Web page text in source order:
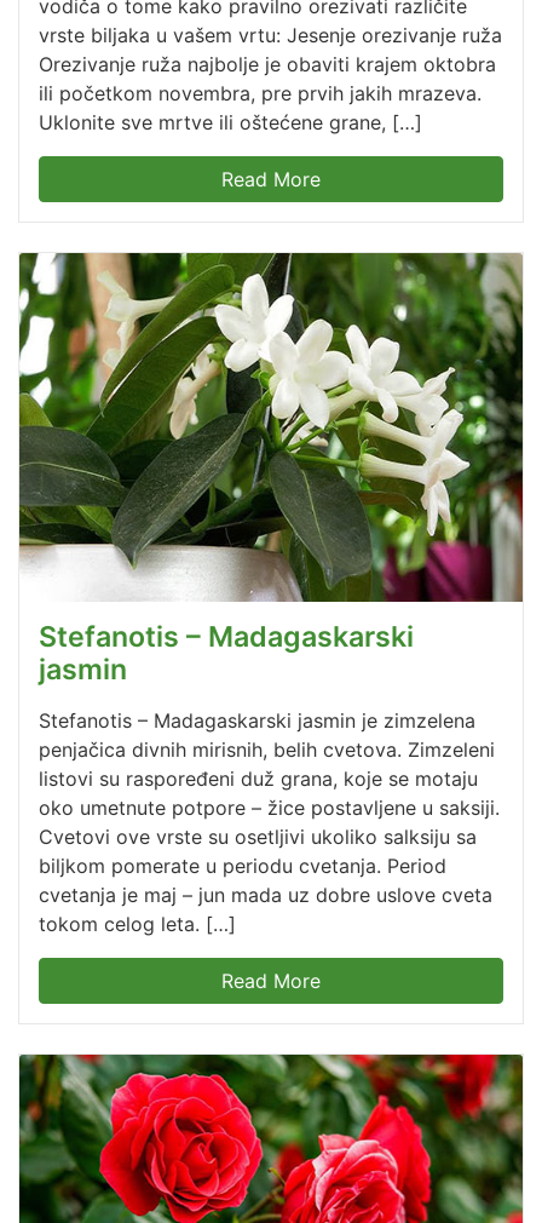
vodiča o tome kako pravilno orezivati različite
vrste biljaka u vašem vrtu: Jesenje orezivanje ruža
Orezivanje ruža najbolje je obaviti krajem oktobra
ili početkom novembra, pre prvih jakih mrazeva.
Uklonite sve mrtve ili oštećene grane, […]
Read More
Stefanotis – Madagaskarski
jasmin
Stefanotis – Madagaskarski jasmin je zimzelena
penjačica divnih mirisnih, belih cvetova. Zimzeleni
listovi su raspoređeni duž grana, koje se motaju
oko umetnute potpore – žice postavljene u saksiji.
Cvetovi ove vrste su osetljivi ukoliko salksiju sa
biljkom pomerate u periodu cvetanja. Period
cvetanja je maj – jun mada uz dobre uslove cveta
tokom celog leta. […]
Read More